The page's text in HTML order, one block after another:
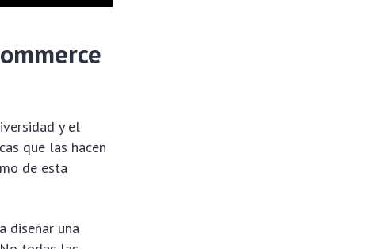
y el
que las hacen
de esta
diseñar una